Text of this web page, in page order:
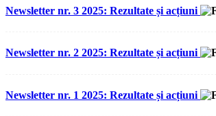
Newsletter nr. 3 2025: Rezultate și acțiuni
Newsletter nr. 2 2025: Rezultate și acțiuni
Newsletter nr. 1 2025: Rezultate și acțiuni